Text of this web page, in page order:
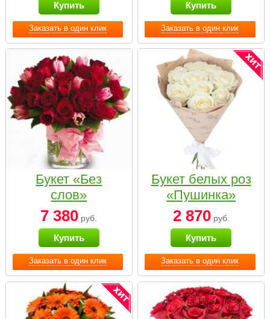
Заказать в один клик
Купить
Заказать в один клик
Купить
Заказать в один клик
Букет «Без
слов»
7 380 руб.
Купить
Заказать в один клик
Букет белых роз
«Пушинка»
2 870руб.
Купить